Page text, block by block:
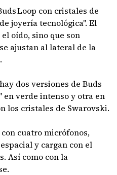
Loop con cristales de
joyería tecnológica". El
oído, sino que son
ajustan al lateral de la
dos versiones de Buds
verde intenso y otra en
los cristales de Swarovski.
cuatro micrófonos,
y cargan con el
Así como con la